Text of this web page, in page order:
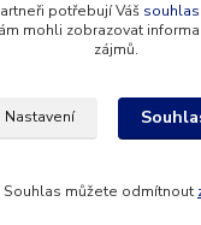
potřebují Váš souhlas
mohli zobrazovat
zájmů.
Nastavení
Souhlas můžete odmítnout